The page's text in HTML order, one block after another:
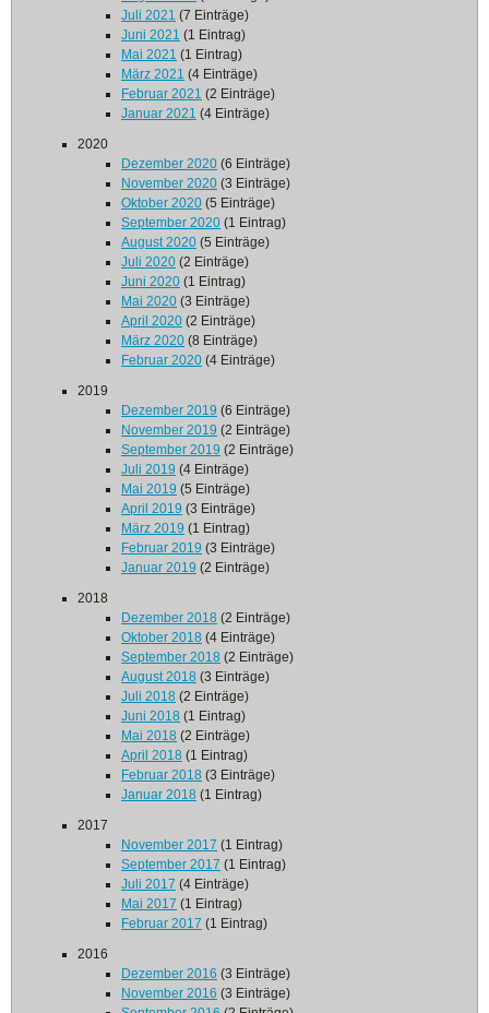
Juli 2021 (7 Einträge)
Juni 2021 (1 Eintrag)
Mai 2021 (1 Eintrag)
März 2021 (4 Einträge)
Februar 2021 (2 Einträge)
Januar 2021 (4 Einträge)
2020
Dezember 2020 (6 Einträge)
November 2020 (3 Einträge)
Oktober 2020 (5 Einträge)
September 2020 (1 Eintrag)
August 2020 (5 Einträge)
Juli 2020 (2 Einträge)
Juni 2020 (1 Eintrag)
Mai 2020 (3 Einträge)
April 2020 (2 Einträge)
März 2020 (8 Einträge)
Februar 2020 (4 Einträge)
2019
Dezember 2019 (6 Einträge)
November 2019 (2 Einträge)
September 2019 (2 Einträge)
Juli 2019 (4 Einträge)
Mai 2019 (5 Einträge)
April 2019 (3 Einträge)
März 2019 (1 Eintrag)
Februar 2019 (3 Einträge)
Januar 2019 (2 Einträge)
2018
Dezember 2018 (2 Einträge)
Oktober 2018 (4 Einträge)
September 2018 (2 Einträge)
August 2018 (3 Einträge)
Juli 2018 (2 Einträge)
Juni 2018 (1 Eintrag)
Mai 2018 (2 Einträge)
April 2018 (1 Eintrag)
Februar 2018 (3 Einträge)
Januar 2018 (1 Eintrag)
2017
November 2017 (1 Eintrag)
September 2017 (1 Eintrag)
Juli 2017 (4 Einträge)
Mai 2017 (1 Eintrag)
Februar 2017 (1 Eintrag)
2016
Dezember 2016 (3 Einträge)
November 2016 (3 Einträge)